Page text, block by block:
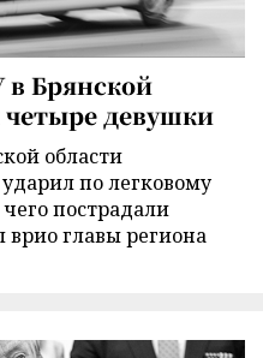
в Брянской
четыре девушки
области
по легковому
пострадали
главы региона